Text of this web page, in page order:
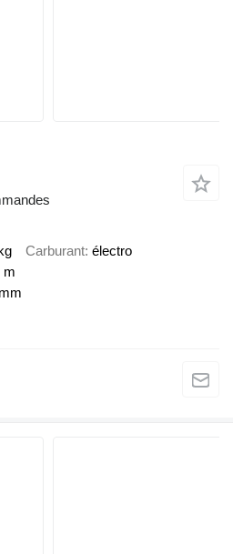
Carburant électro
m